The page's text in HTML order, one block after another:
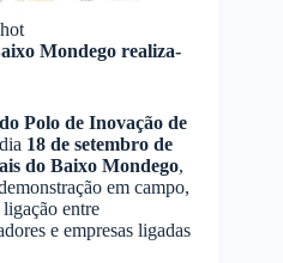
Mondego realiza-
Polo de Inovação de
18 de setembro de
do Baixo Mondego,
em campo,
entre
e empresas ligadas